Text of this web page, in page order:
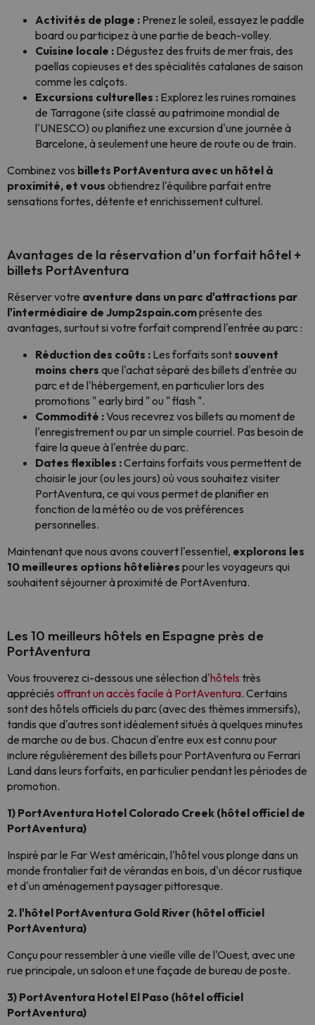
Activités de plage : Prenez le soleil, essayez le paddle
board ou participez à une partie de beach-volley.
Cuisine locale : Dégustez des fruits de mer frais, des
paellas copieuses et des spécialités catalanes de saison
comme les calçots.
Excursions culturelles : Explorez les ruines romaines
de Tarragone (site classé au patrimoine mondial de
l'UNESCO) ou planifiez une excursion d'une journée à
Barcelone, à seulement une heure de route ou de train.
Combinez vos billets PortAventura avec un hôtel à
proximité, et vous obtiendrez l'équilibre parfait entre
sensations fortes, détente et enrichissement culturel.
Avantages de la réservation d'un forfait hôtel +
billets PortAventura
Réserver votre aventure dans un parc d'attractions par
l'intermédiaire de Jump2spain.comprésente des
avantages, surtout si votre forfait comprend l'entrée au parc :
Réduction des coûts : Les forfaits sontsouvent
moins chers que l'achat séparé des billets d'entrée au
parc et de l'hébergement, en particulier lors des
promotions " early bird " ou " flash ".
Commodité :Vous recevrez vos billets au moment de
l'enregistrement ou par un simple courriel. Pas besoin de
faire la queue à l'entrée du parc.
Dates flexibles :Certains forfaits vous permettent de
choisir le jour (ou les jours) où vous souhaitez visiter
PortAventura, ce qui vous permet de planifier en
fonction de la météo ou de vos préférences
personnelles.
Maintenant que nous avons couvert l'essentiel, explorons les
10 meilleures options hôtelières pour les voyageurs qui
souhaitent séjourner à proximité de PortAventura.
Les 10 meilleurs hôtels en Espagne près de
PortAventura
Vous trouverez ci-dessous une sélection d'hôtels très
appréciés offrant un accès facile à PortAventura. Certains
sont des hôtels officiels du parc (avec des thèmes immersifs),
tandis que d'autres sont idéalement situés à quelques minutes
de marche ou de bus. Chacun d'entre eux est connu pour
inclure régulièrement des billets pour PortAventura ou Ferrari
Land dans leurs forfaits, en particulier pendant les périodes de
promotion.
1) PortAventura Hotel Colorado Creek (hôtel officiel de
PortAventura)
Inspiré par le Far West américain, l'hôtel vous plonge dans un
monde frontalier fait de vérandas en bois, d'un décor rustique
et d'un aménagement paysager pittoresque.
2. l'hôtel PortAventura Gold River (hôtel officiel
PortAventura)
Conçu pour ressembler à une vieille ville de l'Ouest, avec une
rue principale, un saloon et une façade de bureau de poste.
3) PortAventura Hotel El Paso (hôtel officiel
PortAventura)